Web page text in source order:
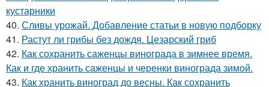
кустарники
40. Сливы урожай. Добавление статьи в новую подборку
41. Растут ли грибы без дождя. Цезарский гриб
42. Как сохранить саженцы винограда в зимнее время.
Как и где хранить саженцы и черенки винограда зимой.
43. Как хранить виноград до весны. Как сохранить